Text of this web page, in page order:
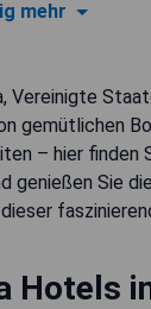
mehr
gemütlichen
– hier finden
genießen Sie
Hotels